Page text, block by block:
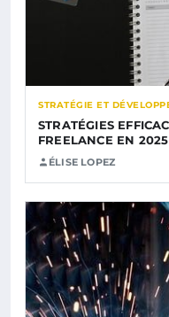
STRATÉGIE ET
STRATÉGIES
FREELANCE EN 2025
ÉLISE LOPEZ